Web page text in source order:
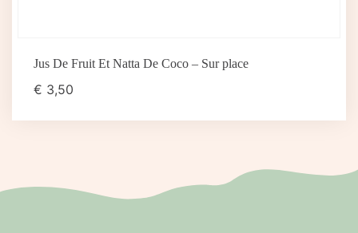
Jus De Fruit Et Natta De Coco – Sur place
€ 3,50